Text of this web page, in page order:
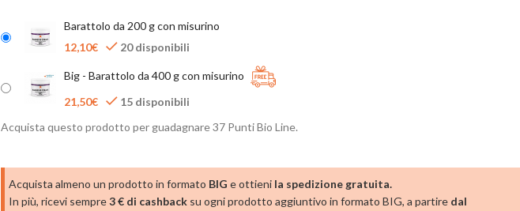
Barattolo da 200 g con misurino
12,10€ 20 disponibili
Big - Barattolo da 400 g con misurino
21,50€
15 disponibili
Acquista questo prodotto per guadagnare37 Punti Bio Line.
Acquista almeno un prodotto in formato BIG e ottieni la spedizione gratuita.
In più, ricevi sempre3 € di cashback su ogni prodotto aggiuntivo in formato BIG, a partire dal